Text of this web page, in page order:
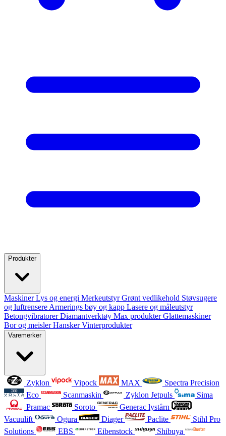
Produkter
MaskinerLys og energi MerkeutstyrGrønt vedlikehold Støvsugere
og luftrensere Armerings bøy og kapp Lasere og måleutstyr
BetongvibratorerDiamantverktøy Max produkterGlattemaskiner
Bor og meislerHanskerVinterprodukter
Varemerker
Zyklon Vipock MAX
Spectra Precision
Eco
Scanmaskin Zyklon Jetpuls
Sima
Pramac
Soroto
Generac lystårn
Vacuulift
Ogura Diager Paclite
Stihl Pro
Solutions
EBS Eibenstock
Shibuya